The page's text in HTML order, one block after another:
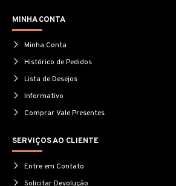
MINHA CONTA
Minha Conta
Histórico de Pedidos
Lista de Desejos
Informativo
Comprar Vale Presentes
SERVIÇOS AO CLIENTE
Entre em Contato
Solicitar Devolução